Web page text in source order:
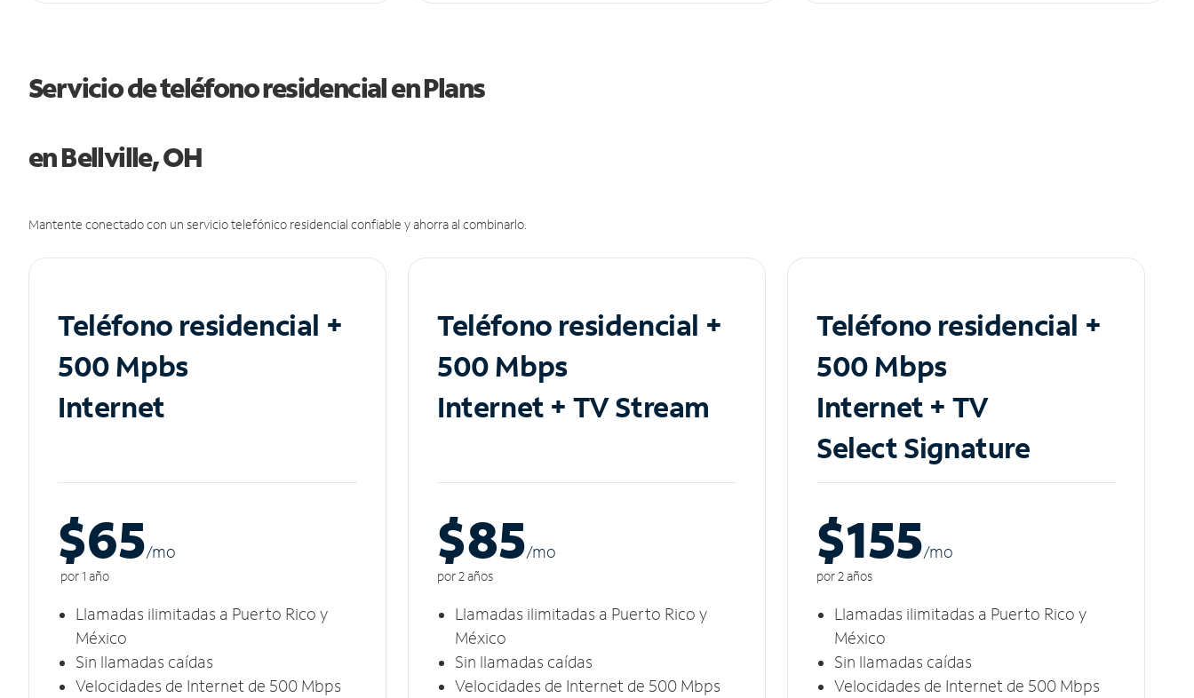
Servicio de teléfono residencial en Plans
en Bellville, OH
Mantente conectado con un servicio telefónico residencial confiable y ahorra al combinarlo.
Teléfono residencial +
500 Mpbs
Internet
$65/mo
por 1 año
Llamadas ilimitadas a Puerto Rico y
México
Sin llamadas caídas
Velocidades de Internet de 500 Mbps
Teléfono residencial +
500 Mbps
Internet + TV Stream
$85/mo
por 2 años
Llamadas ilimitadas a Puerto Rico y
México
Sin llamadas caídas
Velocidades de Internet de 500 Mbps
Teléfono residencial +
500 Mbps
Internet + TV
Select Signature
$155/mo
por 2 años
Llamadas ilimitadas a Puerto Rico y
México
Sin llamadas caídas
Velocidades de Internet de 500 Mbps